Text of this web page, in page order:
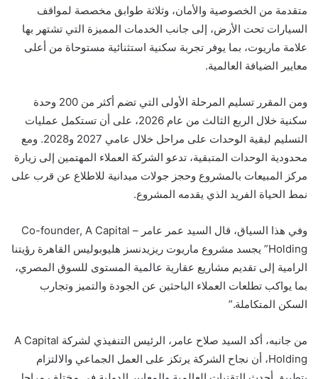
متقدمة من الخصوصية والأمان، وثلاثة طوابق مخصصة لمواقف
السيارات تحت الأرض، إلى جانب الخدمات المميزة التي تشتهر بها
علامة ماريوت، بما يوفر تجربة سكنية استثنائية مستوحاة من أعلى
معايير الضيافة العالمية.
ومن المقرر تسليم المرحلة الأولى التي تضم أكثر من 200 وحدة
سكنية خلال الربع الثالث من عام 2026، على أن تستكمل عمليات
التسليم لبقية الوحدات على مراحل خلال عامي 2027 و2028. ومع
محدودية الوحدات المتبقية، تدعو الشركة العملاء المهتمين إلى زيارة
مركز المبيعات بالمشروع وحجز جولات ميدانية للاطلاع عن قرب على
نمط الحياة الفريد الذي يقدمه المشروع.
وفي هذا السياق، قال السيد عمر عامر – Co-founder, A Capital
Holding” يجسد مشروع ماريوت ريزيدنسز هليوبوليس القاهرة رؤيتنا
الرامية إلى تقديم مشاريع عقارية عالمية المستوى للسوق المصري،
بما يواكب تطلعات العملاء الباحثين عن الجودة والتميز وتجارب
السكن المتكاملة.”
من جانبه، أكد السيد صلاح عامر، الرئيس التنفيذي لشركة A Capital
Holding، أن نجاح الشركة يرتكز على العمل الجماعي والالتزام